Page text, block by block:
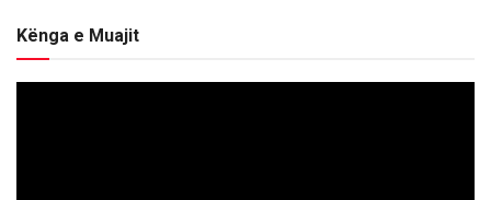
Kënga e Muajit